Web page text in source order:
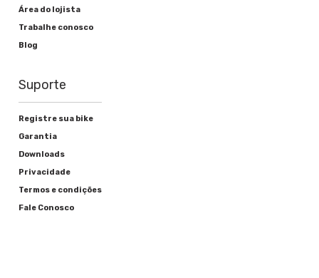
Área do lojista
Trabalhe conosco
Blog
Suporte
Registre sua bike
Garantia
Downloads
Privacidade
Termos e condições
Fale Conosco